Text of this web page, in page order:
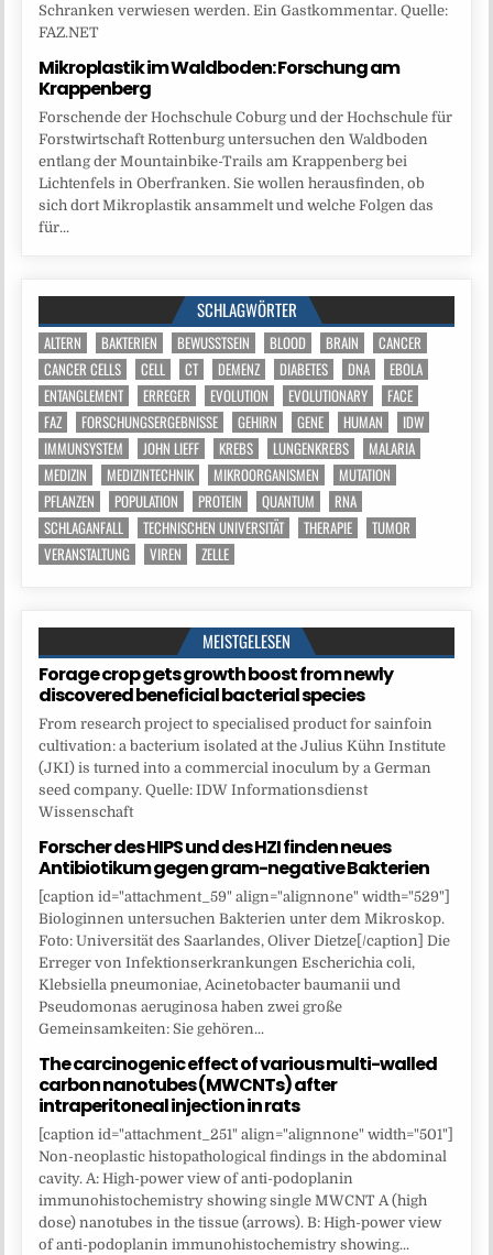
Schranken verwiesen werden. Ein Gastkommentar. Quelle:
FAZ.NET
Mikroplastik im Waldboden: Forschung am
Krappenberg
Forschende der Hochschule Coburg und der Hochschule für
Forstwirtschaft Rottenburg untersuchen den Waldboden
entlang der Mountainbike-Trails am Krappenberg bei
Lichtenfels in Oberfranken. Sie wollen herausfinden, ob
sich dort Mikroplastik ansammelt und welche Folgen das
für...
SCHLAGWÖRTER
ALTERN BAKTERIEN BEWUSSTSEIN BLOOD BRAIN
CANCER
CANCER CELLS
CELL CT DEMENZ DIABETES DNA
EBOLA
ENTANGLEMENT
ERREGER EVOLUTION EVOLUTIONARY
FACE
FAZ
FORSCHUNGSERGEBNISSE GEHIRN GENE HUMAN
IDW
IMMUNSYSTEM
JOHN LIEFF KREBS LUNGENKREBS
MALARIA
MEDIZIN
MEDIZINTECHNIK MIKROORGANISMEN
MUTATION
PFLANZEN
POPULATION PROTEIN QUANTUM
RNA
SCHLAGANFALL
TECHNISCHEN UNIVERSITÄT THERAPIE
TUMOR
VERANSTALTUNG
VIREN ZELLE
MEISTGELESEN
Forage crop gets growth boost from newly
discovered beneficial bacterial species
From research project to specialised product for sainfoin
cultivation: a bacterium isolated at the Julius Kühn Institute
(JKI) is turned into a commercial inoculum by a German
seed company. Quelle: IDW Informationsdienst
Wissenschaft
Forscher des HIPS und des HZI finden neues
Antibiotikum gegen gram-negative Bakterien
[caption id="attachment_59" align="alignnone" width="529"]
Biologinnen untersuchen Bakterien unter dem Mikroskop.
Foto: Universität des Saarlandes, Oliver Dietze[/caption] Die
Erreger von Infektionserkrankungen Escherichia coli,
Klebsiella pneumoniae, Acinetobacter baumanii und
Pseudomonas aeruginosa haben zwei große
Gemeinsamkeiten: Sie gehören...
The carcinogenic effect of various multi-walled
carbon nanotubes (MWCNTs) after
intraperitoneal injection in rats
[caption id="attachment_251" align="alignnone" width="501"]
Non-neoplastic histopathological findings in the abdominal
cavity. A: High-power view of anti-podoplanin
immunohistochemistry showing single MWCNT A (high
dose) nanotubes in the tissue (arrows). B: High-power view
of anti-podoplanin immunohistochemistry showing...